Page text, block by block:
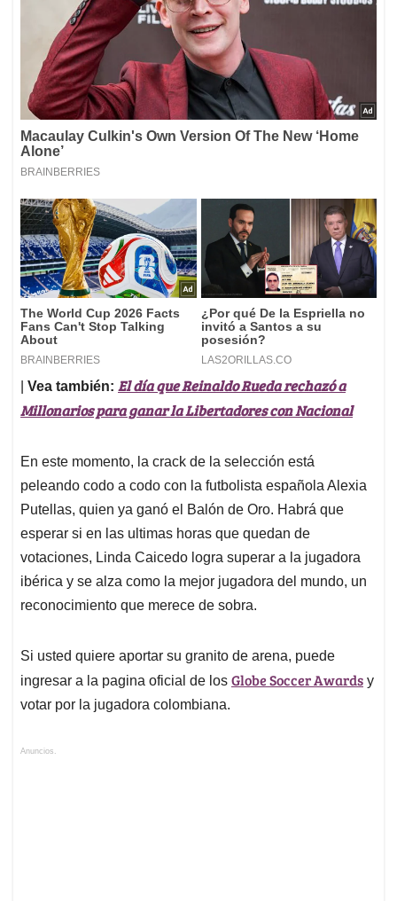
Vea también: El día que Reinaldo Rueda rechazó a
Millonarios para ganar la Libertadores con Nacional
En este momento, la crack de la selección está
peleando codo a codo con la futbolista española Alexia
Putellas, quien ya ganó el Balón de Oro. Habrá que
esperar si en las ultimas horas que quedan de
votaciones, Linda Caicedo logra superar a la jugadora
ibérica y se alza como la mejor jugadora del mundo, un
reconocimiento que merece de sobra.
Si usted quiere aportar su granito de arena, puede
ingresar a la pagina oficial de los Globe Soccer Awards y
votar por la jugadora colombiana.
Anuncios.